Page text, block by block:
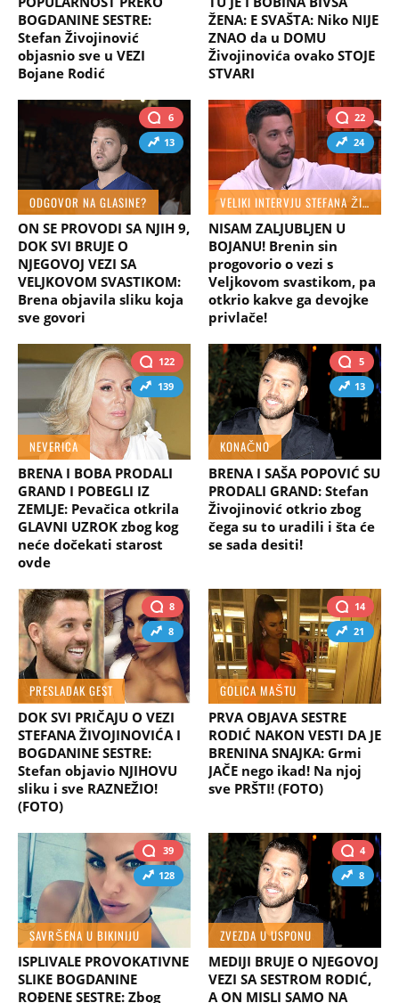
BOGDANINE SESTRE:
Stefan Živojinović
objasnio sve u VEZI
Bojane Rodić
ŽENA: E SVAŠTA: Niko NIJE
ZNAO da u DOMU
Živojinovića ovako STOJE
STVARI
6
13
ODGOVOR NA GLASINE?
ON SE PROVODI SA NJIH 9,
DOK SVI BRUJE O
NJEGOVOJ VEZI SA
VELJKOVOM SVASTIKOM:
Brena objavila sliku koja
sve govori
22
24
VELIKI INTERVJU STEFANA ŽIVOJINOVIĆA
NISAM ZALJUBLJEN U
BOJANU! Brenin sin
progovorio o vezi s
Veljkovom svastikom, pa
otkrio kakve ga devojke
privlače!
122
139
NEVERICA
BRENA I BOBA PRODALI
GRAND I POBEGLI IZ
ZEMLJE: Pevačica otkrila
GLAVNI UZROK zbog kog
neće dočekati starost
ovde
5
13
KONAČNO
BRENA I SAŠA POPOVIĆ SU
PRODALI GRAND: Stefan
Živojinović otkrio zbog
čega su to uradili i šta će
se sada desiti!
8
8
PRESLADAK GEST
DOK SVI PRIČAJU O VEZI
STEFANA ŽIVOJINOVIĆA I
BOGDANINE SESTRE:
Stefan objavio NJIHOVU
sliku i sve RAZNEŽIO!
(FOTO)
14
21
GOLICA MAŠTU
PRVA OBJAVA SESTRE
RODIĆ NAKON VESTI DA JE
BRENINA SNAJKA: Grmi
JAČE nego ikad! Na njoj
sve PRŠTI! (FOTO)
39
128
SAVRŠENA U BIKINIJU
ISPLIVALE PROVOKATIVNE
SLIKE BOGDANINE
ROĐENE SESTRE: Zbog
4
8
ZVEZDA U USPONU
MEDIJI BRUJE O NJEGOVOJ
VEZI SA SESTROM RODIĆ,
A ON MISLI SAMO NA